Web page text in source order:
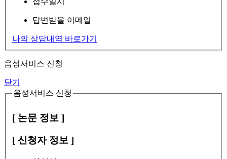
답변받을 이메일
나의 상담내역 바로가기
음성서비스 신청
닫기
음성서비스 신청
[ 논문 정보 ]
[ 신청자 정보 ]